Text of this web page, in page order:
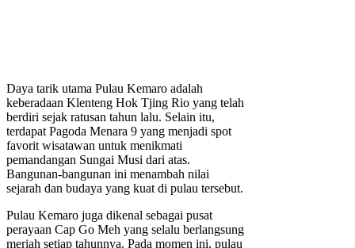
Daya tarik utama Pulau Kemaro adalah
keberadaan Klenteng Hok Tjing Rio yang telah
berdiri sejak ratusan tahun lalu. Selain itu,
terdapat Pagoda Menara 9 yang menjadi spot
favorit wisatawan untuk menikmati
pemandangan Sungai Musi dari atas.
Bangunan-bangunan ini menambah nilai
sejarah dan budaya yang kuat di pulau tersebut.
Pulau Kemaro juga dikenal sebagai pusat
perayaan Cap Go Meh yang selalu berlangsung
meriah setiap tahunnya. Pada momen ini, pulau